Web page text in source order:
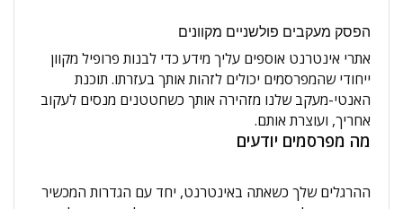
הפסק מעקבים פולשניים מקוונים
אתרי אינטרנט אוספים עליך מידע כדי לבנות פרופיל מקוון
ייחודי שהמפרסמים יכולים לזהות אותך בעזרתו. תוכנת
האנטי-מעקב שלנו מזהירה אותך כשחטטנים מנסים לעקוב
אחריך, ועוצרת אותם.
מה מפרסמים יודעים
ההרגלים שלך כשאתה באינטרנט, יחד עם הגדרות המכשיר